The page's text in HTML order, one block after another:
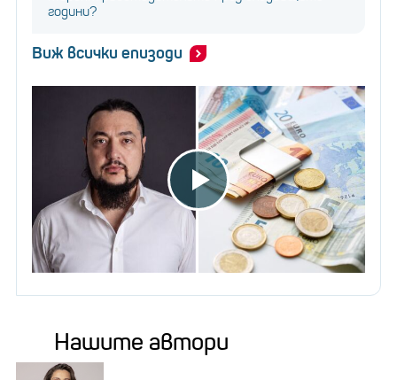
години?
Виж всички епизоди
Нашите автори